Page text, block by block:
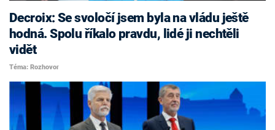
Decroix: Se svoločí jsem byla na vládu ještě
hodná. Spolu říkalo pravdu, lidé ji nechtěli
vidět
Téma: Rozhovor